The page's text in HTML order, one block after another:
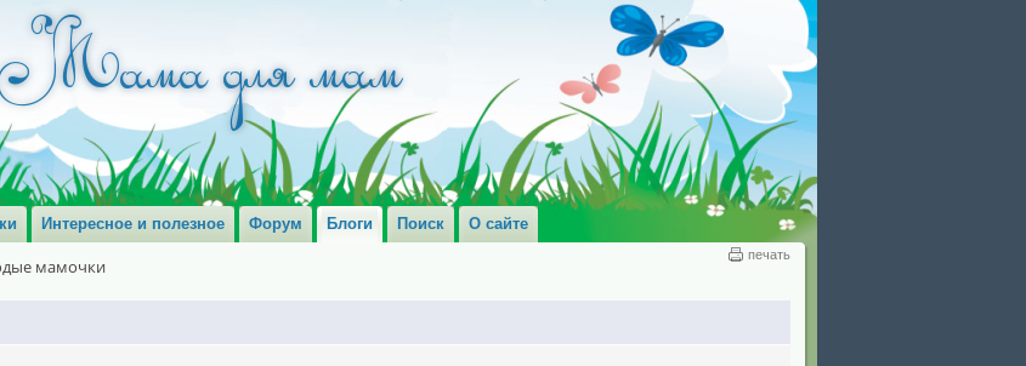
Интересное и полезное Форум Блоги Поиск О сайте
печать
мамочки